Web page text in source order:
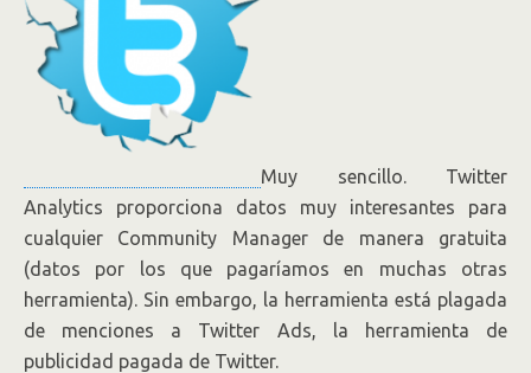
Muy sencillo. Twitter
Analytics proporciona datos muy interesantes para
cualquier Community Manager de manera gratuita
(datos por los que pagaríamos en muchas otras
herramienta). Sin embargo, la herramienta está plagada
de menciones a Twitter Ads, la herramienta de
publicidad pagada de Twitter.